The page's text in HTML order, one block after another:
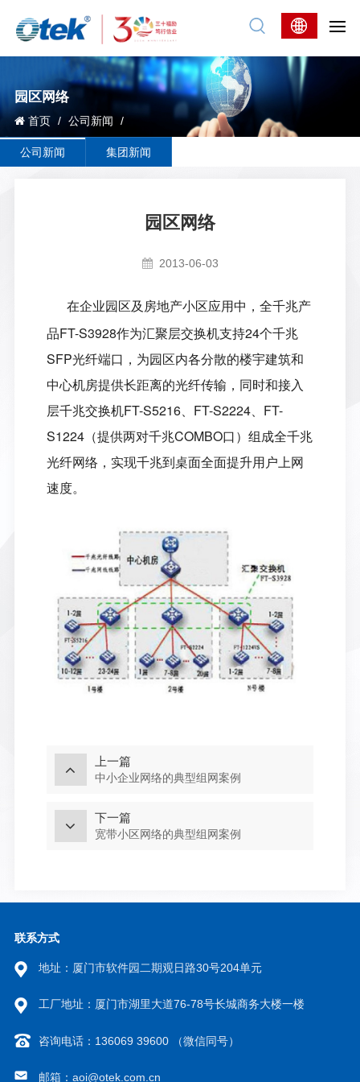
园区网络
首页 / 公司新闻 /
公司新闻 集团新闻
园区网络
2013-06-03
在企业园区及房地产小区应用中，全千兆产
品FT-S3928作为汇聚层交换机支持24个千兆
SFP光纤端口，为园区内各分散的楼宇建筑和
中心机房提供长距离的光纤传输，同时和接入
层千兆交换机FT-S5216、 FT-S2224、 FT-
S1224（提供两对千兆COMBO口）组成全千兆
光纤网络，实现千兆到桌面全面提升用户上网
速度。
上一篇
中小企业网络的典型组网案例
下一篇
宽带小区网络的典型组网案例
联系方式
地址：厦门市软件园二期观日路30号204单元
工厂地址：厦门市湖里大道76-78号长城商务大楼一楼
咨询电话：136069 39600 （微信同号）
邮箱：aoi@otek.com.cn